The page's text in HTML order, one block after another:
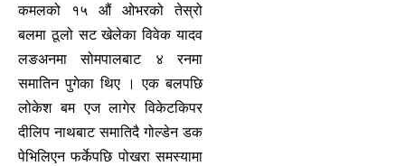
कमलको १५ औं ओभरको तेस्रो
बलमा ठूलो सट खेलेका विवेक यादव
लङअनमा सोमपालबाट ४ रनमा
समातिन पुगेका थिए । एक बलपछि
लोकेश बम एज लागेर विकेटकिपर
दीलिप नाथबाट समातिदै गोल्डेन डक
पेभिलिएन फर्केपछि पोखरा समस्यामा